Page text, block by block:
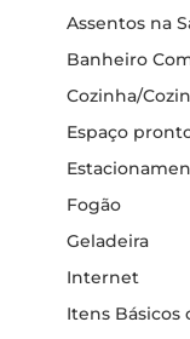
Assentos na
Banheiro
Cozinha/
Espaço
Fogão
Geladeira
Internet
Itens Básicos